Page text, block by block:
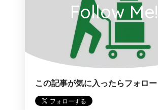
Follow Me!
この記事が気に入ったらフォロー